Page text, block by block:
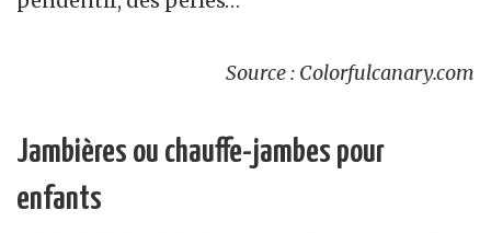
Source : Colorfulcanary.com
Jambières ou chauffe-jambes pour
enfants